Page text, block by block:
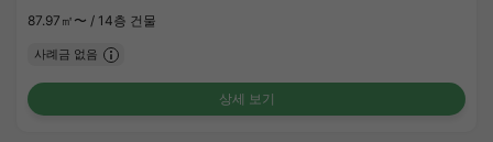
87.97㎡〜 / 14층 건물
사례금 없음
상세 보기